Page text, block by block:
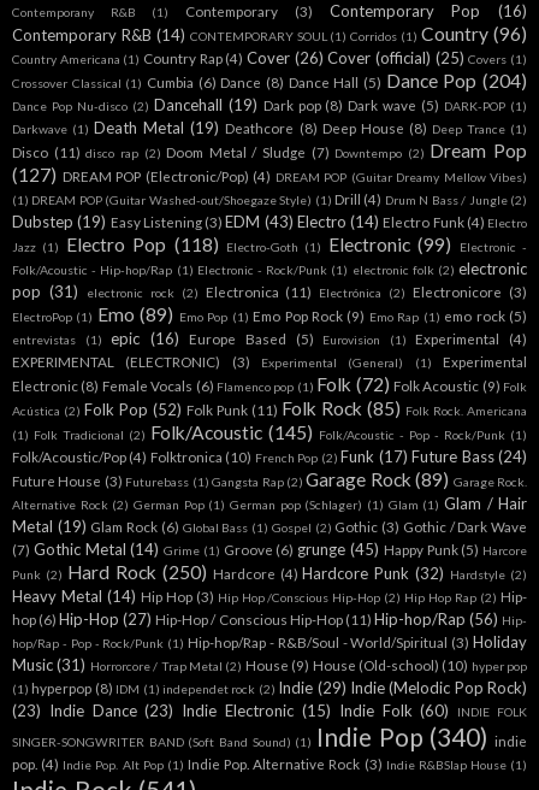
Contemporany R&B (1) Contemporary (3) Contemporary Pop
(16)
Contemporary R&B (14) CONTEMPORARY SOUL (1) Corridos (1) Country (96)
Country Americana (1) Country Rap (4) Cover (26) Cover (official) (25) Covers (1)
Crossover Classical (1) Cumbia (6) Dance (8) Dance Hall (5) Dance Pop (204)
Dance Pop Nu-disco (2) Dancehall (19) Dark pop (8) Dark wave (5) DARK-POP (1)
Darkwave (1) Death Metal (19) Deathcore (8) Deep House (8) Deep Trance (1)
Disco (11) disco rap (2) Doom Metal / Sludge (7) Downtempo (2) Dream Pop
(127) DREAM POP (Electronic/Pop) (4) DREAM POP (Guitar Dreamy Mellow Vibes)
(1) DREAM POP (Guitar Washed-out/Shoegaze Style) (1) Drill (4) Drum N Bass / Jungle (2)
Dubstep (19) Easy Listening (3) EDM (43) Electro (14) Electro Funk (4) Electro
Jazz (1) Electro Pop (118) Electro-Goth (1) Electronic (99)
Electronic -
Folk/Acoustic - Hip-hop/Rap (1) Electronic - Rock/Punk (1) electronic folk (2) electronic
pop (31) electronic rock (2) Electronica (11) Electrónica (2) Electronicore (3)
ElectroPop (1) Emo (89) Emo Pop (1) Emo Pop Rock (9) Emo Rap (1) emo rock (5)
entrevistas (1) epic (16) Europe Based (5) Eurovision (1) Experimental
(4)
EXPERIMENTAL (ELECTRONIC)
(3) Experimental (General) (1)
Experimental
Electronic (8) Female Vocals (6) Flamenco pop (1) Folk (72) Folk Acoustic (9) Folk
Acústica (2) Folk Pop (52) Folk Punk (11) Folk Rock (85) Folk Rock. Americana
(1) Folk Tradicional (2) Folk/Acoustic (145) Folk/Acoustic - Pop - Rock/Punk (1)
Folk/Acoustic/Pop (4) Folktronica (10) French Pop (2) Funk (17) Future Bass (24)
Future House (3) Futurebass (1) Gangsta Rap (2) Garage Rock (89) Garage Rock.
Alternative Rock (2) German Pop (1) German pop (Schlager) (1) Glam (1) Glam / Hair
Metal (19) Glam Rock (6) Global Bass (1) Gospel (2) Gothic (3) Gothic / Dark Wave
(7) Gothic Metal (14) Grime (1) Groove (6) grunge (45) Happy Punk (5) Harcore
Punk (2) Hard Rock (250) Hardcore (4) Hardcore Punk (32) Hardstyle (2)
Heavy Metal (14) Hip Hop (3) Hip Hop /Conscious Hip-Hop (2) Hip Hop Rap (2) Hip-
hop (6) Hip-Hop (27) Hip-Hop / Conscious Hip-Hop (11) Hip-hop/Rap (56) Hip-
hop/Rap - Pop - Rock/Punk (1) Hip-hop/Rap - R&B/Soul - World/Spiritual (3) Holiday
Music (31) Horrorcore / Trap Metal (2) House (9) House (Old-school) (10) hyper pop
(1) hyperpop (8) IDM (1) independet rock (2) Indie (29) Indie (Melodic Pop Rock)
(23) Indie Dance (23) Indie Electronic (15) Indie Folk (60) INDIE FOLK
SINGER-SONGWRITER BAND (Soft Band Sound) (1) Indie Pop (340) indie
pop. (4) Indie Pop. Alt Pop (1) Indie Pop. Alternative Rock (3) Indie R&BSlap House (1)